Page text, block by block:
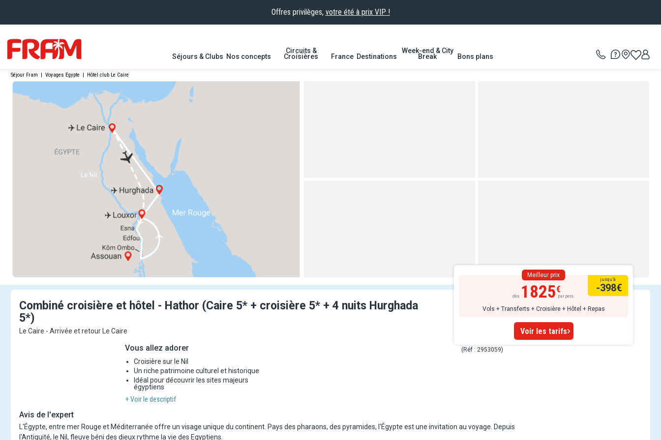
Offres privilèges, votre été à prix VIP !
Séjours & Clubs Nos concepts
Circuits &
Croisières France Destinations
Week-end & City
Break Bons plans
Séjour Fram | Voyages Egypte | Hôtel club Le Caire
Meilleur prix
dès 1825 par pers.
Vols + Transferts + Croisière + Hôtel + Repas
jusqu’à
-398€
Voir les tarifs
(Réf : 2953059)
Combiné croisière et hôtel - Hathor (Caire 5* + croisière 5* + 4 nuits Hurghada
5*)
Le Caire - Arrivée et retour Le Caire
Vous allez adorer
Croisière sur le Nil
Un riche patrimoine culturel et historique
Idéal pour découvrir les sites majeurs
égyptiens
+ Voir le descriptif
Avis de l'expert
L'Égypte, entre mer Rouge et Méditerranée offre un visage unique du continent. Pays des pharaons, des pyramides, l'Égypte est une invitation au voyage. Depuis
l'Antiquité, le Nil, fleuve béni des dieux rythme la vie des Egyptiens.